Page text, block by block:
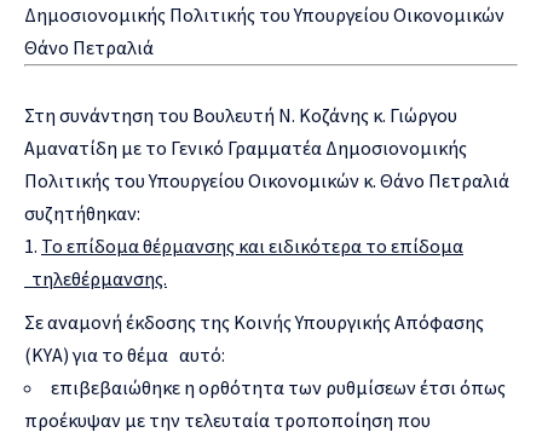
Δημοσιονομικής Πολιτικής του Υπουργείου Οικονομικών
Θάνο Πετραλιά
Στη συνάντηση του Βουλευτή Ν. Κοζάνης κ. Γιώργου
Αμανατίδη με το Γενικό Γραμματέα Δημοσιονομικής
Πολιτικής του Υπουργείου Οικονομικών κ. Θάνο Πετραλιά
συζητήθηκαν:
Το επίδομα θέρμανσης και ειδικότερα το επίδομα
τηλεθέρμανσης.
Σε αναμονή έκδοσης της Κοινής Υπουργικής Απόφασης
(ΚΥΑ) για το θέμα αυτό:
επιβεβαιώθηκε η ορθότητα των ρυθμίσεων έτσι όπως
προέκυψαν με την τελευταία τροποποίηση που